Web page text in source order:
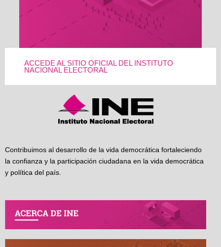
ACCEDE AL SITIO OFICIAL DEL INSTITUTO
NACIONAL ELECTORAL
Contribuimos al desarrollo de la vida democrática fortaleciendo
la confianza y la participación ciudadana en la vida democrática
y política del país.